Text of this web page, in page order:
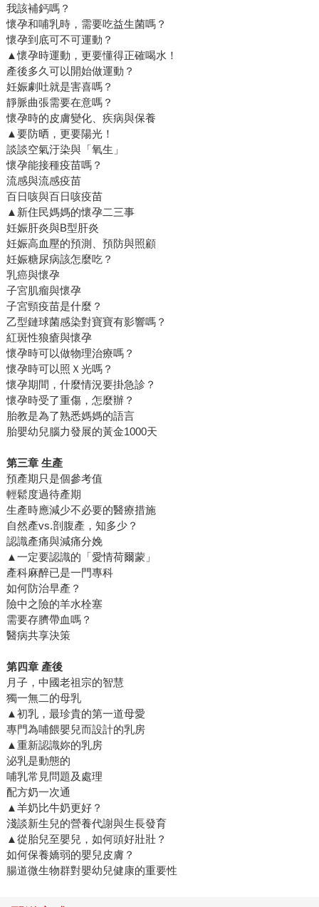
我該補鈣嗎？
懷孕和哺乳時，需要吃益生菌嗎？
懷孕到底可不可運動？
▲懷孕時運動，更要懂得正確喝水！
產後多久可以開始做運動？
妊娠劇吐就是害喜嗎？
靜脈曲張需要在意嗎？
懷孕時的皮膚變化、疾病與保養
▲要防晒，更要陽光！
談談空氣汙染與「氧生」
懷孕能接種疫苗嗎？
流感與流感疫苗
百日咳與百日咳疫苗
▲新住民媽媽的懷孕二三事
妊娠肝炎與B型肝炎
妊娠高血壓的預測、預防與照顧
妊娠糖尿病該怎麼吃？
乳癌與懷孕
子宮肌瘤與懷孕
子宮頸疫苗是什麼？
乙型鏈球菌感染對寶寶有影響嗎？
紅斑性狼瘡與懷孕
懷孕時可以做物理治療嗎？
懷孕時可以照Ｘ光嗎？
懷孕期間，什麼情況要掛急診？
懷孕時受了重傷，怎麼辦？
胎教是為了熟悉媽媽的語言
胎嬰幼兒腦力發展的黃金1000天
第三章 生產
預產期只是個參考值
輕鬆度過待產期
生產時應減少不必要的醫療措施
自然產vs.剖腹產，知多少？
認識產痛與減痛分娩
▲一定要認識的「愛情荷爾蒙」
產科麻醉已是一門專科
如何防治早產？
險中之險的羊水栓塞
需要存臍帶血嗎？
醫病共享決策
第四章 產後
月子，中國老祖宗的智慧
獨一無二的母乳
▲初乳，最珍貴的第一道母愛
專門為哺餵嬰兒而設計的乳房
▲重新認識妳的乳房
泌乳是動態的
哺乳常見問題及處理
配方奶一次通
▲羊奶比牛奶更好？
淺談新生兒的營養代謝與生長發育
▲從胎兒至嬰兒，如何頭好壯壯？
如何保養嬌弱的嬰兒皮膚？
腸道微生物群對嬰幼兒健康的重要性